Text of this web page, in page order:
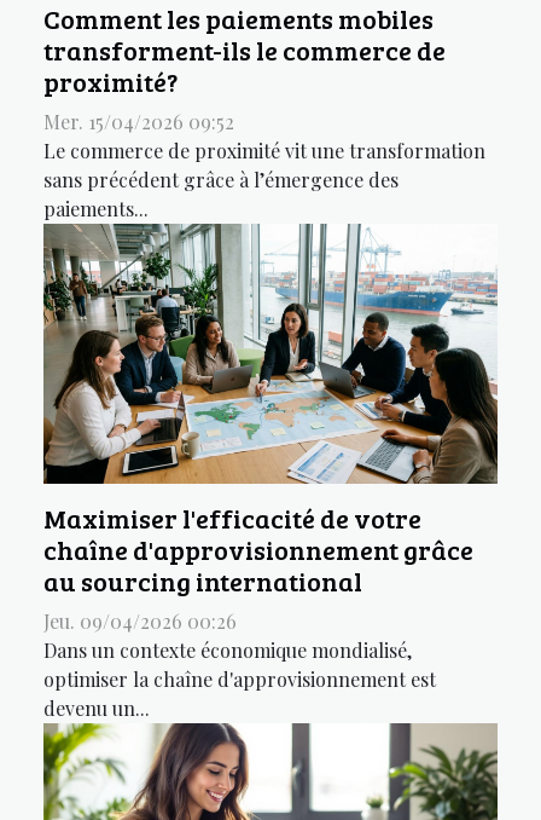
Comment les paiements mobiles
transforment-ils le commerce de
proximité?
Mer. 15/04/2026 09:52
Le commerce de proximité vit une transformation
sans précédent grâce à l’émergence des
paiements...
Maximiser l'efficacité de votre
chaîne d'approvisionnement grâce
au sourcing international
Jeu. 09/04/2026 00:26
Dans un contexte économique mondialisé,
optimiser la chaîne d'approvisionnement est
devenu un...